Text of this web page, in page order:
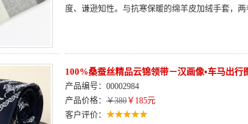
度、谦逊知性。与抗寒保暖的绵羊皮加绒手套，两
100%桑蚕丝精品云锦领带－汉画像•车马出行
产品编号：00002984
产品价格： ￥380￥185元
客户评价：